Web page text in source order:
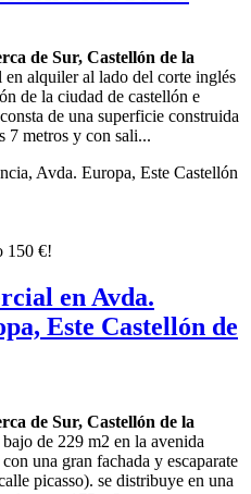
de Sur, Castellón de la
alquiler al lado del corte inglés
de la ciudad de castellón e
de una superficie construida
7 metros y con sali...
150 €!
en Avda.
Este Castellón de
de Sur, Castellón de la
de 229 m2 en la avenida
una gran fachada y escaparate
picasso). se distribuye en una